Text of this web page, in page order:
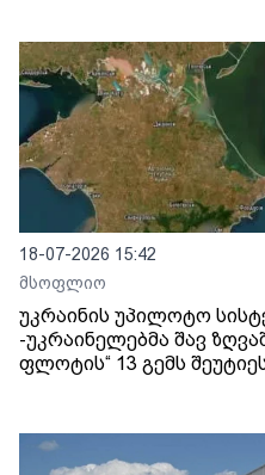
18-07-2026 15:42
მსოფლიო
უკრაინის უპილოტო
-უკრაინელებმა შავ
ფლოტის“ 13 გემს